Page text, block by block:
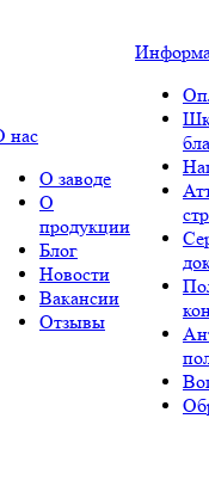
нас
О заводе
О
продукции
Блог
Новости
Вакансии
Отзывы